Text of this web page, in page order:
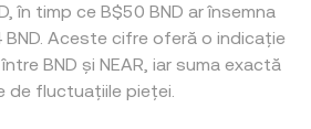
în timp ce B$50 BND ar însemna
Aceste cifre oferă o indicație
BND și NEAR, iar suma exactă
de fluctuațiile pieței.